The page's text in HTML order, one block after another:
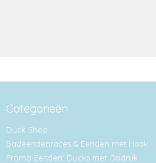
Categorieën
Duck Shop
Badeendenraces & Eenden met Haak
Promo Eenden: Ducks met Opdruk